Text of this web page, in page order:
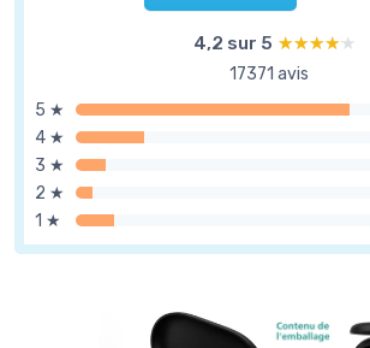
4,2 sur 5 ★★★★★
★★★★★
17371 avis
5 ★
4 ★
3 ★
2 ★
1 ★